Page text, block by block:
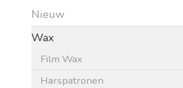
Nieuw
Wax
Film Wax
Harspatronen